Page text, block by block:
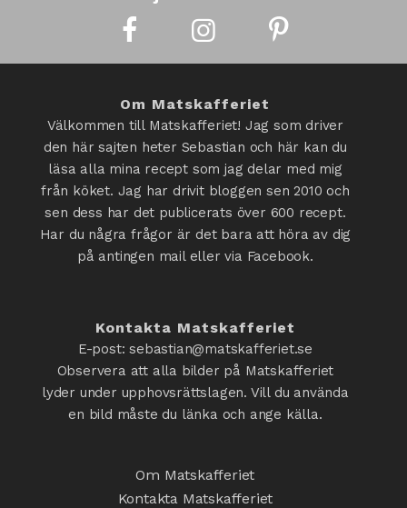
Om Matskafferiet
Välkommen till Matskafferiet! Jag som driver
den här sajten heter Sebastian och här kan du
läsa alla mina recept som jag delar med mig
från köket. Jag har drivit bloggen sen 2010 och
sen dess har det publicerats över 600 recept.
Har du några frågor är det bara att höra av dig
på antingen mail eller via Facebook.
Kontakta Matskafferiet
E-post: sebastian@matskafferiet.se
Observera att alla bilder på Matskafferiet
lyder under upphovsrättslagen. Vill du använda
en bild måste du länka och ange källa.
Om Matskafferiet
Kontakta Matskafferiet